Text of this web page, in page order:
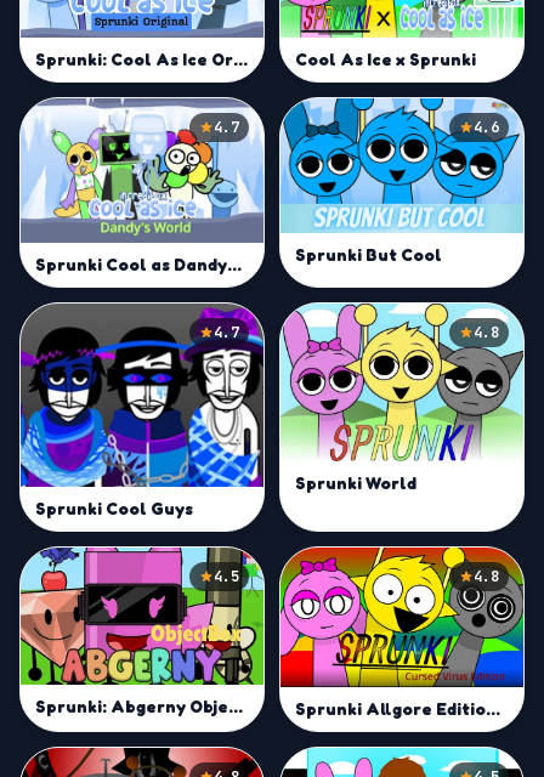
Sprunki: Cool As Ice Original Cool As Ice x Sprunki
4.7
Sprunki Cool as Dandys World
4.6
Sprunki But Cool
4.7
Sprunki Cool Guys
4.8
Sprunki World
4.5
Sprunki: Abgerny Objectbox
4.8
Sprunki Allgore Edition Mod